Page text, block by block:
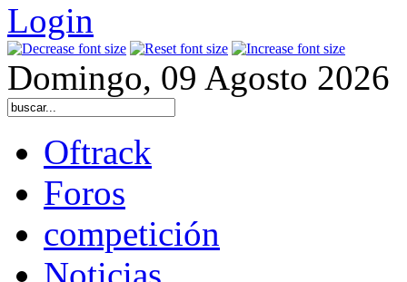
Login
Domingo, 09 Agosto 2026
Oftrack
Foros
competición